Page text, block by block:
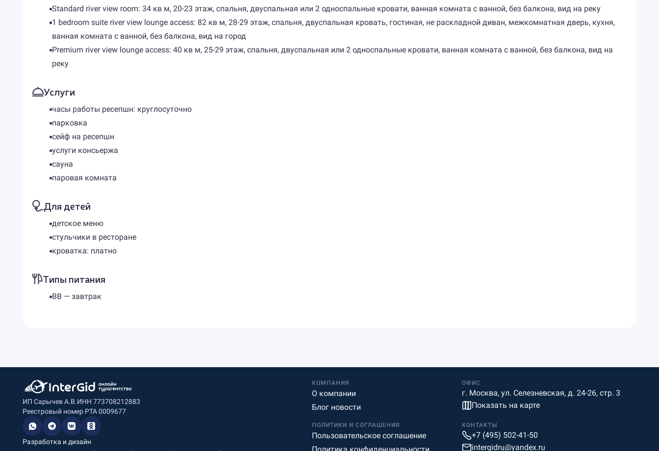
Standard river view room: 34 кв м, 20-23 этаж, спальня, двуспальная или 2 односпальные кровати, ванная комната с ванной, без балкона, вид на реку
1 bedroom suite river view lounge access: 82 кв м, 28-29 этаж, спальня, двуспальная кровать, гостиная, не раскладной диван, межкомнатная дверь, кухня,
ванная комната с ванной, без балкона, вид на город
Premium river view lounge access: 40 кв м, 25-29 этаж, спальня, двуспальная или 2 односпальные кровати, ванная комната с ванной, без балкона, вид на
реку
Услуги
часы работы ресепшн: круглосуточно
парковка
сейф на ресепшн
услуги консьержа
сауна
паровая комната
Для детей
детское меню
стульчики в ресторане
кроватка: платно
Типы питания
BB — завтрак
ИП Сарычев А.В.ИНН 773708212883
Реестровый номер РТА 0009677
Разработка и дизайн
КОМПАНИЯ
О компании
Блог новости
ОФИС
г. Москва, ул. Селезневская, д. 24-26, стр. 3
Показать на карте
ПОЛИТИКИ И СОГЛАШЕНИЯ
Пользовательское соглашение
КОНТАКТЫ
+7 (495) 502-41-50
intergidru@yandex.ru